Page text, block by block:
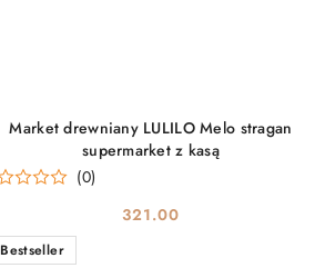
Market drewniany LULILO Melo stragan
supermarket z kasą
(0)
Cena:
321.00
DO KOSZYKA
Bestseller